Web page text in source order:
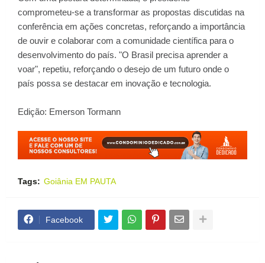
comprometeu-se a transformar as propostas discutidas na
conferência em ações concretas, reforçando a importância
de ouvir e colaborar com a comunidade científica para o
desenvolvimento do país. "O Brasil precisa aprender a
voar", repetiu, reforçando o desejo de um futuro onde o
país possa se destacar em inovação e tecnologia.
Edição: Emerson Tormann
Tags: Goiânia EM PAUTA
Facebook